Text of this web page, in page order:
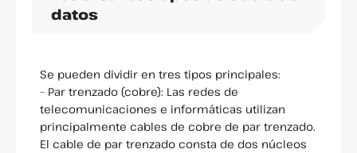
datos
Se pueden dividir en tres tipos principales:
– Par trenzado (cobre): Las redes de
telecomunicaciones e informáticas utilizan
principalmente cables de cobre de par trenzado.
El cable de par trenzado consta de dos núcleos